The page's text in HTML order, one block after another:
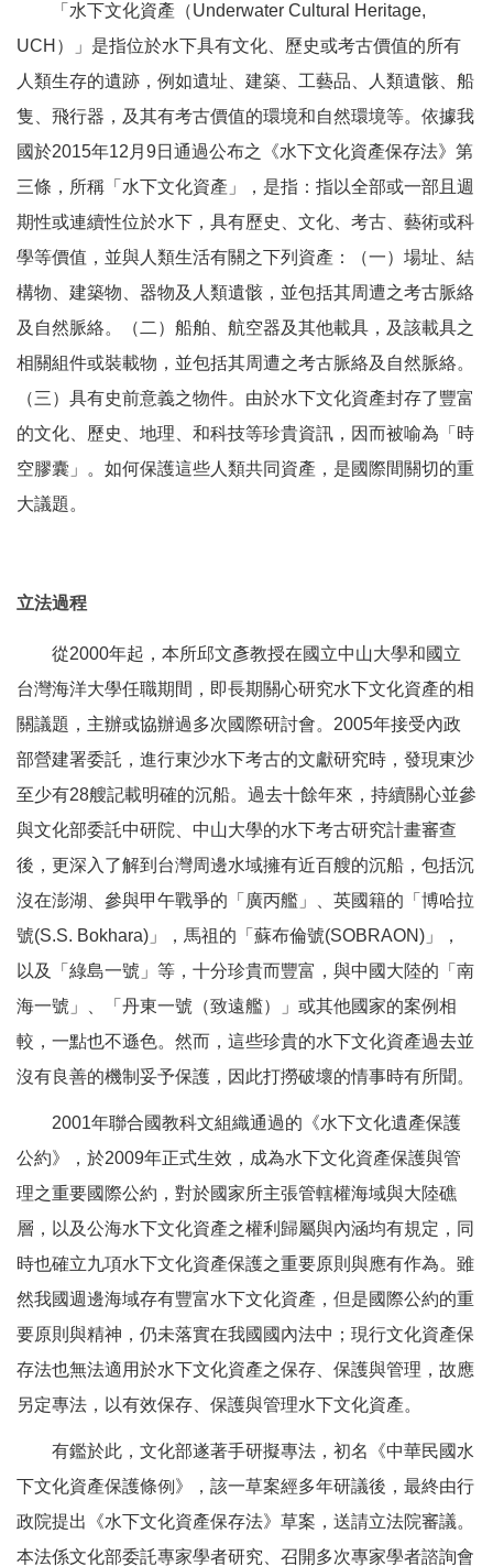
「水下文化資產（Underwater Cultural Heritage,
UCH）」是指位於水下具有文化、歷史或考古價值的所有
人類生存的遺跡，例如遺址、建築、工藝品、人類遺骸、船
隻、飛行器，及其有考古價值的環境和自然環境等。依據我
國於2015年12月9日通過公布之《水下文化資產保存法》第
三條，所稱「水下文化資產」，是指：指以全部或一部且週
期性或連續性位於水下，具有歷史、文化、考古、藝術或科
學等價值，並與人類生活有關之下列資產：（一）場址、結
構物、建築物、器物及人類遺骸，並包括其周遭之考古脈絡
及自然脈絡。（二）船舶、航空器及其他載具，及該載具之
相關組件或裝載物，並包括其周遭之考古脈絡及自然脈絡。
（三）具有史前意義之物件。由於水下文化資產封存了豐富
的文化、歷史、地理、和科技等珍貴資訊，因而被喻為「時
空膠囊」。如何保護這些人類共同資產，是國際間關切的重
大議題。
立法過程
從2000年起，本所邱文彥教授在國立中山大學和國立
台灣海洋大學任職期間，即長期關心研究水下文化資產的相
關議題，主辦或協辦過多次國際研討會。2005年接受內政
部營建署委託，進行東沙水下考古的文獻研究時，發現東沙
至少有28艘記載明確的沉船。過去十餘年來，持續關心並參
與文化部委託中研院、中山大學的水下考古研究計畫審查
後，更深入了解到台灣周邊水域擁有近百艘的沉船，包括沉
沒在澎湖、參與甲午戰爭的「廣丙艦」、英國籍的「博哈拉
號(S.S. Bokhara)」，馬祖的「蘇布倫號(SOBRAON)」，
以及「綠島一號」等，十分珍貴而豐富，與中國大陸的「南
海一號」、「丹東一號（致遠艦）」或其他國家的案例相
較，一點也不遜色。然而，這些珍貴的水下文化資產過去並
沒有良善的機制妥予保護，因此打撈破壞的情事時有所聞。
2001年聯合國教科文組織通過的《水下文化遺產保護
公約》，於2009年正式生效，成為水下文化資產保護與管
理之重要國際公約，對於國家所主張管轄權海域與大陸礁
層，以及公海水下文化資產之權利歸屬與內涵均有規定，同
時也確立九項水下文化資產保護之重要原則與應有作為。雖
然我國週邊海域存有豐富水下文化資產，但是國際公約的重
要原則與精神，仍未落實在我國國內法中；現行文化資產保
存法也無法適用於水下文化資產之保存、保護與管理，故應
另定專法，以有效保存、保護與管理水下文化資產。
有鑑於此，文化部遂著手研擬專法，初名《中華民國水
下文化資產保護條例》，該一草案經多年研議後，最終由行
政院提出《水下文化資產保存法》草案，送請立法院審議。
本法係文化部委託專家學者研究、召開多次專家學者諮詢會